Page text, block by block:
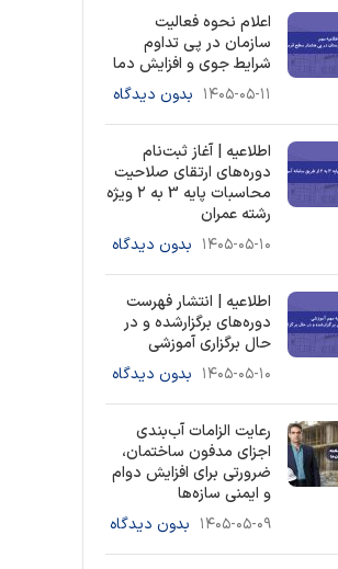
اعلام نحوه فعالیت
سازمان در پی تداوم
شرایط جوی و افزایش دما
۱۴۰۵-۰۵-۱۱ بدون دیدگاه
اطلاعیه | آغاز ثبت‌نام
دوره‌های ارتقای صلاحیت
محاسبات پایه 3 به ۲ ویژه
رشته عمران
۱۴۰۵-۰۵-۱۰ بدون دیدگاه
اطلاعیه | انتشار فهرست
دوره‌های برگزارشده و در
حال برگزاری آموزشی
۱۴۰۵-۰۵-۱۰ بدون دیدگاه
رعایت الزامات آب‌بندی
اجزای مدفون ساختمان،
ضرورتی برای افزایش دوام
و ایمنی سازه‌ها
۱۴۰۵-۰۵-۰۹ بدون دیدگاه